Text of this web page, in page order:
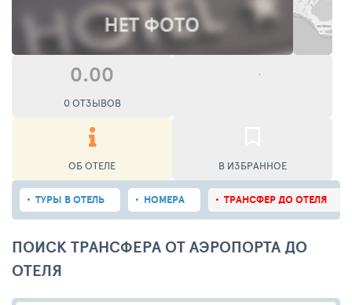
0.00
0 ОТЗЫВОВ
ОБ ОТЕЛЕ В ИЗБРАННОЕ
ТУРЫ В ОТЕЛЬ НОМЕРА ТРАНСФЕР ДО ОТЕЛЯ
ПОИСК ТРАНСФЕРА ОТ АЭРОПОРТА ДО
ОТЕЛЯ